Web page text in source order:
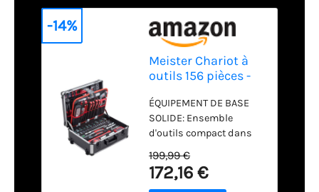
Meister Chariot à
outils 156 pièces -
Avec roulettes -
Poignée
télescopique /
Mallette à outils
professionnelle
remplie / Boîte à
ÉQUIPEMENT DE BASE
SOLIDE: Ensemble
d'outils compact dans
de haute qualité |
Équipement approprié
199,99 €
172,16 €
-14%